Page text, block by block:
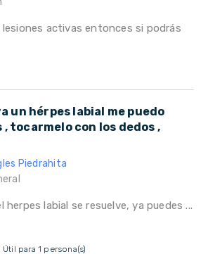
activas entonces si podrás
un hérpes labial me puedo
tocarmelo con los dedos ,
Piedrahita
herpes labial se resuelve, ya puedes ...
Útil para 1 persona(s)